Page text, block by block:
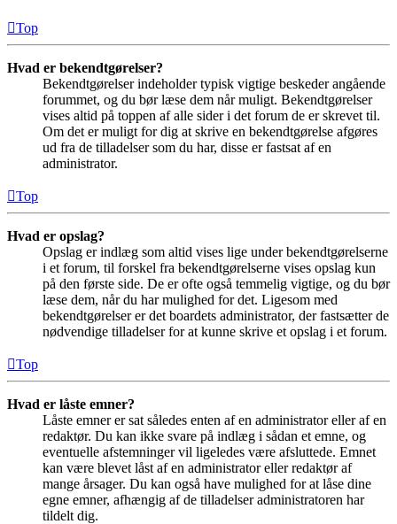
Top
Hvad er bekendtgørelser?
Bekendtgørelser indeholder typisk vigtige beskeder angående
forummet, og du bør læse dem når muligt. Bekendtgørelser
vises altid på toppen af alle sider i det forum de er skrevet til.
Om det er muligt for dig at skrive en bekendtgørelse afgøres
ud fra de tilladelser som du har, disse er fastsat af en
administrator.
Top
Hvad er opslag?
Opslag er indlæg som altid vises lige under bekendtgørelserne
i et forum, til forskel fra bekendtgørelserne vises opslag kun
på den første side. De er ofte også temmelig vigtige, og du bør
læse dem, når du har mulighed for det. Ligesom med
bekendtgørelser er det boardets administrator, der fastsætter de
nødvendige tilladelser for at kunne skrive et opslag i et forum.
Top
Hvad er låste emner?
Låste emner er sat således enten af en administrator eller af en
redaktør. Du kan ikke svare på indlæg i sådan et emne, og
eventuelle afstemninger vil ligeledes være afsluttede. Emnet
kan være blevet låst af en administrator eller redaktør af
mange årsager. Du kan også have mulighed for at låse dine
egne emner, afhængig af de tilladelser administratoren har
tildelt dig.